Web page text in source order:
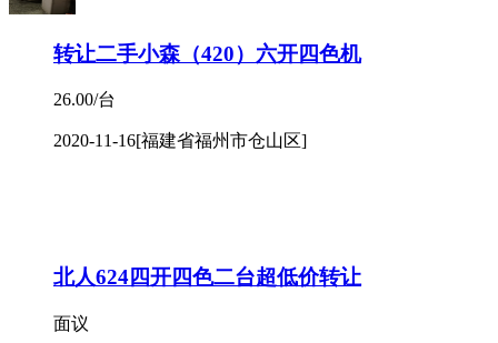
转让二手小森（420）六开四色机
26.00/台
2020-11-16[福建省福州市仓山区]
北人624四开四色二台超低价转让
面议